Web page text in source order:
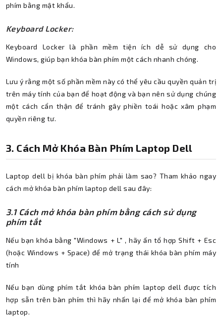
phím bằng mật khẩu.
Keyboard Locker:
Keyboard Locker là phần mềm tiện ích dễ sử dụng cho
Windows, giúp bạn khóa bàn phím một cách nhanh chóng.
Lưu ý rằng một số phần mềm này có thể yêu cầu quyền quản trị
trên máy tính của bạn để hoạt động và bạn nên sử dụng chúng
một cách cẩn thận để tránh gây phiền toái hoặc xâm phạm
quyền riêng tư.
3. Cách Mở Khóa Bàn Phím Laptop Dell
Laptop dell bị khóa bàn phím phải làm sao? Tham khảo ngay
cách mở khóa bàn phím laptop dell sau đây:
3.1 Cách mở khóa bàn phím bằng cách sử dụng
phím tắt
Nếu bạn khóa bằng "Windows + L" , hãy ấn tổ hợp Shift + Esc
(hoặc Windows + Space) để mở trạng thái khóa bàn phím máy
tính
Nếu bạn dùng phím tắt khóa bàn phím laptop dell được tích
hợp sẵn trên bàn phím thì hãy nhấn lại để mở khóa bàn phím
laptop.